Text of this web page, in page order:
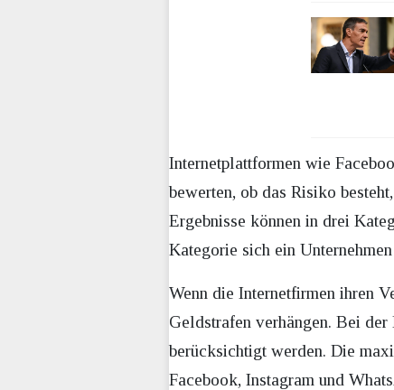
Internetplattformen wie
bewerten, ob das Risiko
Ergebnisse können in drei
Kategorie sich ein
Wenn die Internetfirmen ihren
Geldstrafen verhängen. Bei
berücksichtigt werden. Die
Facebook, Instagram und